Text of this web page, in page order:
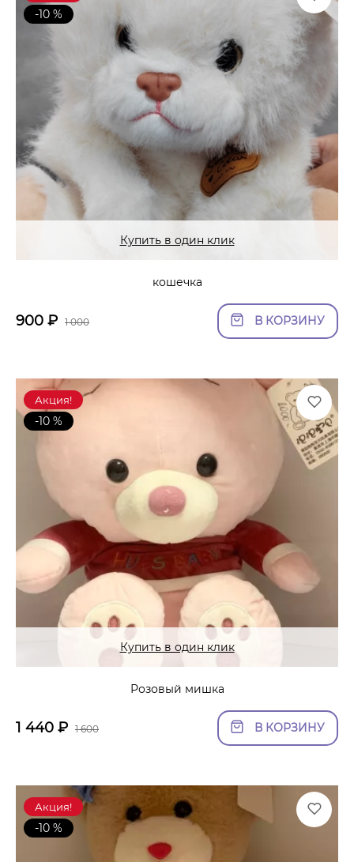
-10 %
Купить в один клик
кошечка
900 ₽ 1 000 В КОРЗИНУ
Акция!
-10 %
Купить в один клик
Розовый мишка
1 440 ₽ 1 600 В КОРЗИНУ
Акция!
-10 %